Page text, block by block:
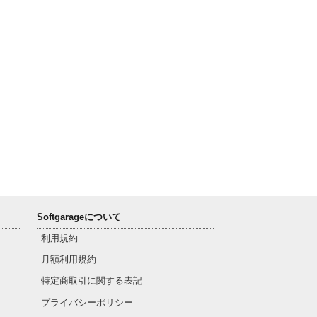
Softgarageについて
利用規約
月額利用規約
特定商取引に関する表記
プライバシーポリシー